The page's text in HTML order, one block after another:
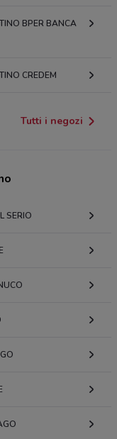
BPER BANCA
CREDEM
Tutti i negozi
SERIO